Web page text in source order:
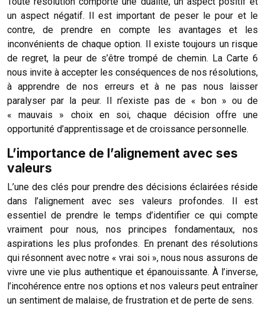
un aspect négatif. Il est important de peser le pour et le
contre, de prendre en compte les avantages et les
inconvénients de chaque option. Il existe toujours un risque
de regret, la peur de s’être trompé de chemin. La Carte 6
nous invite à accepter les conséquences de nos résolutions,
à apprendre de nos erreurs et à ne pas nous laisser
paralyser par la peur. Il n’existe pas de « bon » ou de
« mauvais » choix en soi, chaque décision offre une
opportunité d’apprentissage et de croissance personnelle.
L’importance de l’alignement avec ses
valeurs
L’une des clés pour prendre des décisions éclairées réside
dans l’alignement avec ses valeurs profondes. Il est
essentiel de prendre le temps d’identifier ce qui compte
vraiment pour nous, nos principes fondamentaux, nos
aspirations les plus profondes. En prenant des résolutions
qui résonnent avec notre « vrai soi », nous nous assurons de
vivre une vie plus authentique et épanouissante. À l’inverse,
l’incohérence entre nos options et nos valeurs peut entraîner
un sentiment de malaise, de frustration et de perte de sens.